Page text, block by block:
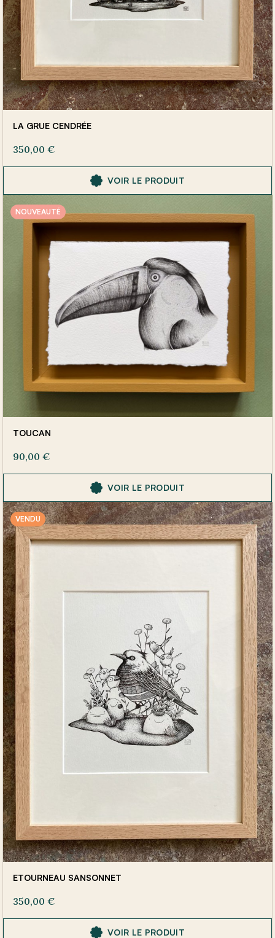
LA GRUE CENDRÉE
350,00 €
VOIR LE PRODUIT
NOUVEAUTÉ
TOUCAN
90,00 €
VOIR LE PRODUIT
VENDU
ETOURNEAU SANSONNET
350,00 €
VOIR LE PRODUIT